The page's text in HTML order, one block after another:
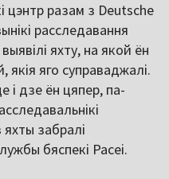
цэнтр разам з Deutsche
расследавання
выявілі яхту, на якой ён
яго суправаджалі.
і дзе ён цяпер, па-
забралі
бяспекі Расеі.